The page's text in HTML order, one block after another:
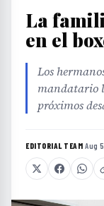
La
en el
Los
mandatario
próximos
EDITORIAL TEAM·Aug